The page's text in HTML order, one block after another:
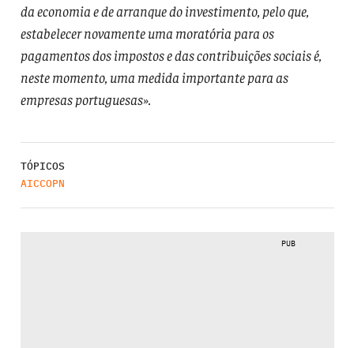
da economia e de arranque do investimento, pelo que,
estabelecer novamente uma moratória para os
pagamentos dos impostos e das contribuições sociais é,
neste momento, uma medida importante para as
empresas portuguesas».
TÓPICOS
AICCOPN
PUB